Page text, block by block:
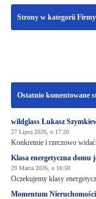
Strony w kategorii
Ostatnio komentowane
wildglass Łukasz
27 Lipca 2026, o 17:20
Konkretnie i rzeczowo
Klasa energetyczna domu
29 Marca 2026, o 16:50
Oczekujemy klasy
Momentum Nieruchomości